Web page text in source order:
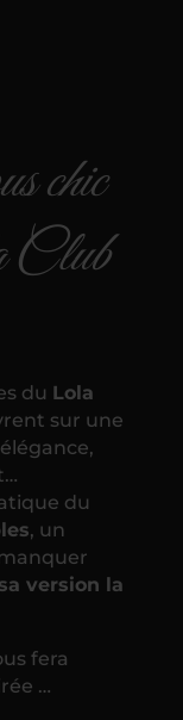
chic
Club
du Lola
sur une
du
, un
version la
fera
…